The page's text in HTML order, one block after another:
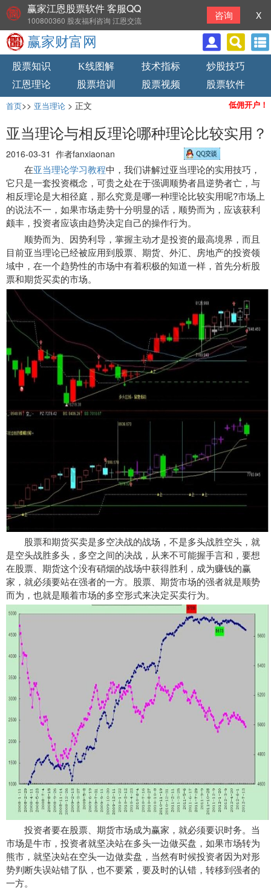
赢家江恩股票软件 客服QQ
100800360 股友福利咨询 江恩交流 咨询 X
赢家财富网
股票知识 K线图解 技术指标
炒股技巧
江恩理论
股票培训 股票视频 股票软件
首页>> 亚当理论 > 正文 低佣开户！
亚当理论与相反理论哪种理论比较实用？
2016-03-31 作者fanxiaonan
在亚当理论学习教程中，我们讲解过亚当理论的实用技巧，
它只是一套投资概念，可贵之处在于强调顺势者昌逆势者亡，与
相反理论是大相径庭，那么究竟是哪一种理论比较实用呢?市场上
的说法不一，如果市场走势十分明显的话，顺势而为，应该获利
颇丰，投资者应该由趋势决定自己的操作行为。
顺势而为、因势利导，掌握主动才是投资的最高境界，而且
目前亚当理论已经被应用到股票、期货、外汇、房地产的投资领
域中，在一个趋势性的市场中有着积极的知道一样，首先分析股
票和期货买卖的市场。
股票和期货买卖是多空决战的战场，不是多头战胜空头，就
是空头战胜多头，多空之间的决战，从来不可能握手言和，要想
在股票、期货这个没有硝烟的战场中获得胜利，成为赚钱的赢
家，就必须要站在强者的一方。股票、期货市场的强者就是顺势
而为，也就是顺着市场的多空形式来决定买卖行为。
投资者要在股票、期货市场成为赢家，就必须要识时务。当
市场是牛市，投资者就坚决站在多头一边做买盘，如果市场转为
熊市，就坚决站在空头一边做卖盘，当然有时候投资者因为对形
势判断失误站错了队，也不要紧，要及时的认错，转移到强者的
一方。